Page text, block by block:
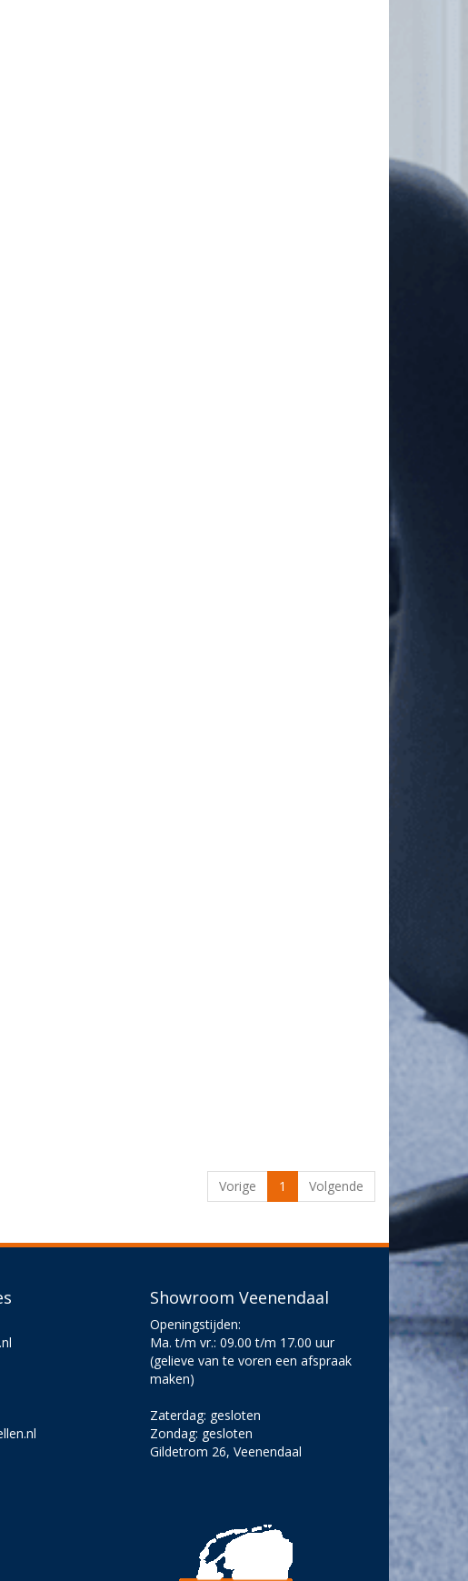
Vorige 1 Volgende
Showroom Veenendaal
Openingstijden:
Ma. t/m vr.: 09.00 t/m 17.00 uur
(gelieve van te voren een afspraak
maken)
Zaterdag: gesloten
Zondag: gesloten
Gildetrom 26, Veenendaal